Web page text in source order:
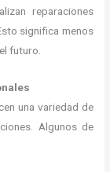
reparaciones
significa menos
futuro.
una variedad de
Algunos de